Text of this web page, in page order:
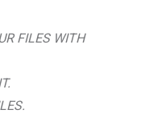
FILES WITH